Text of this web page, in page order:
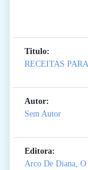
Titulo:
RECEITAS
Autor:
Sem Autor
Editora:
Arco De Diana, O